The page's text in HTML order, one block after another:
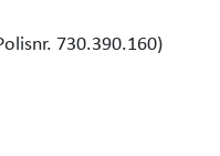
730.390.160)